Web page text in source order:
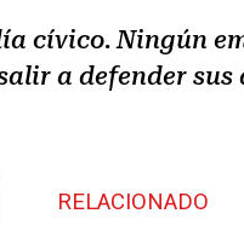
cívico. Ningún
a defender sus
RELACIONADO